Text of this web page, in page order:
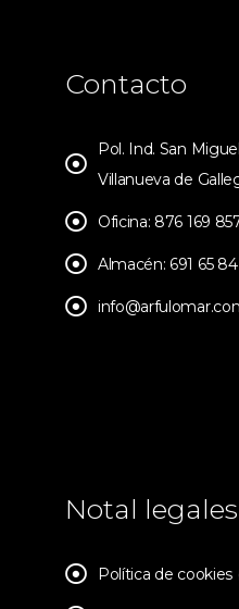
Contacto
Pol. Ind. San
Villanueva de
Oficina: 876 169
Almacén: 691 65 84
Notal legales
Política de cookies